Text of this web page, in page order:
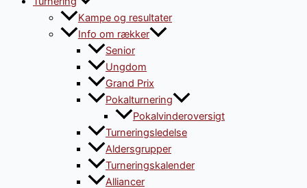
Kampe og resultater
Info om rækker
Senior
Ungdom
Grand Prix
Pokalturnering
Pokalvinderoversigt
Turneringsledelse
Aldersgrupper
Turneringskalender
Alliancer